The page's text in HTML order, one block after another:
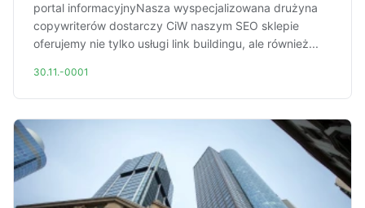
portal informacyjnyNasza wyspecjalizowana drużyna
copywriterów dostarczy CiW naszym SEO sklepie
oferujemy nie tylko usługi link buildingu, ale również...
30.11.-0001